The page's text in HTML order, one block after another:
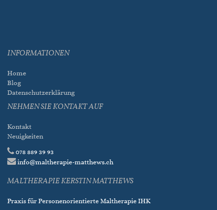
INFORMATIONEN
Home
Blog
Datenschutzerklärung
NEHMEN SIE KONTAKT AUF
Kontakt
Neuigkeiten
078 889 39 93
info@maltherapie-matthews.ch
MALTHERAPIE KERSTIN MATTHEWS
Praxis für Personenorientierte Maltherapie IHK